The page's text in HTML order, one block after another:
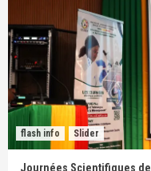
flash info Slider
Journées Scientifiques de